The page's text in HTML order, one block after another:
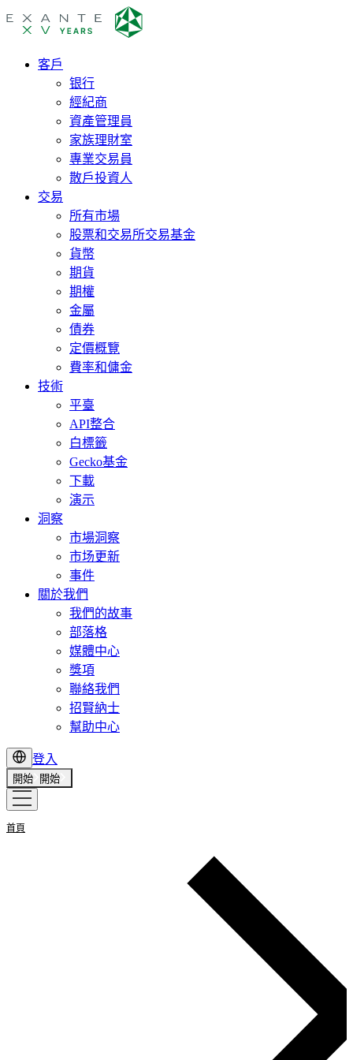
客戶
银行
經紀商
資產管理員
家族理財室
專業交易員
散戶投資人
交易
所有市場
股票和交易所交易基金
貨幣
期貨
期權
金屬
債券
定價概覽
費率和傭金
技術
平臺
API整合
白標籤
Gecko基金
下載
演示
洞察
市場洞察
市场更新
事件
關於我們
我們的故事
部落格
媒體中心
獎項
聯絡我們
招賢納士
幫助中心
登入
開始 開始
首頁